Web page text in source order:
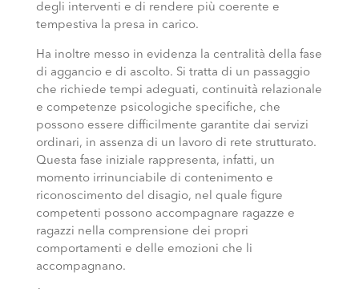
degli interventi e di rendere più coerente e
tempestiva la presa in carico.
Ha inoltre messo in evidenza la centralità della fase
di aggancio e di ascolto. Si tratta di un passaggio
che richiede tempi adeguati, continuità relazionale
e competenze psicologiche specifiche, che
possono essere difficilmente garantite dai servizi
ordinari, in assenza di un lavoro di rete strutturato.
Questa fase iniziale rappresenta, infatti, un
momento irrinunciabile di contenimento e
riconoscimento del disagio, nel quale figure
competenti possono accompagnare ragazze e
ragazzi nella comprensione dei propri
comportamenti e delle emozioni che li
accompagnano.